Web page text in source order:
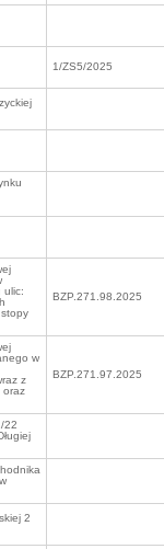
1/ZS5/2025
ulic:
BZP.271.98.2025
w
z
oraz
BZP.271.97.2025
22
2